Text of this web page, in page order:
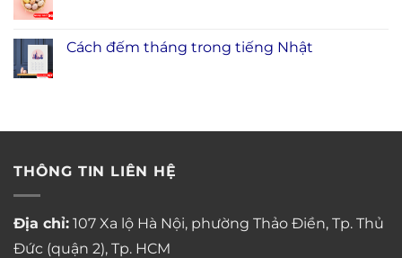
Cách đếm tháng trong tiếng Nhật
THÔNG TIN LIÊN HỆ
Địa chỉ: 107 Xa lộ Hà Nội, phường Thảo Điền, Tp. Thủ
Đức (quận 2), Tp. HCM